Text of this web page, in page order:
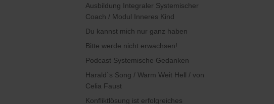
Ausbildung Integraler Systemischer
Coach / Modul Inneres Kind
Du kannst mich nur ganz haben
Bitte werde nicht erwachsen!
Podcast Systemische Gedanken
Harald`s Song / Warm Weit Hell / von
Celia Faust
Konfliktlösung ist erfolgreiches